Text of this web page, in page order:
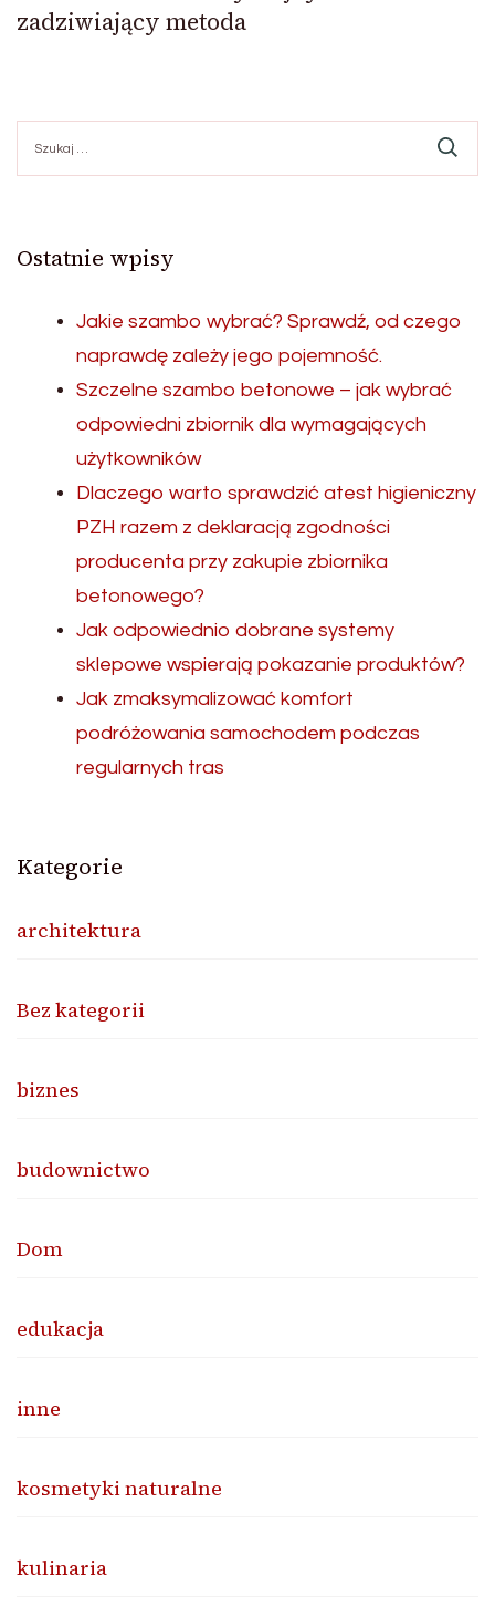
zadziwiający metoda
Ostatnie wpisy
Jakie szambo wybrać? Sprawdź, od czego
naprawdę zależy jego pojemność.
Szczelne szambo betonowe – jak wybrać
odpowiedni zbiornik dla wymagających
użytkowników
Dlaczego warto sprawdzić atest higieniczny
PZH razem z deklaracją zgodności
producenta przy zakupie zbiornika
betonowego?
Jak odpowiednio dobrane systemy
sklepowe wspierają pokazanie produktów?
Jak zmaksymalizować komfort
podróżowania samochodem podczas
regularnych tras
Kategorie
architektura
Bez kategorii
biznes
budownictwo
Dom
edukacja
inne
kosmetyki naturalne
kulinaria